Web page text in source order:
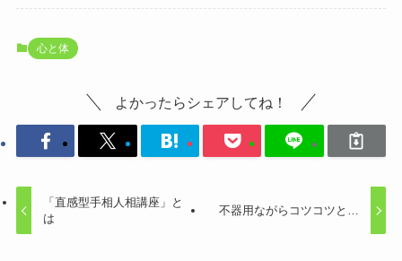
心と体
よかったらシェアしてね！
「直感型手相人相講座」と
は
不器用ながらコツコツと…